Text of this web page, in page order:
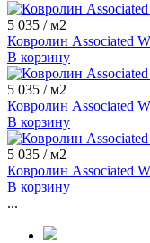
5 035 / м2
Ковролин Associated
В корзину
5 035 / м2
Ковролин Associated
В корзину
5 035 / м2
Ковролин Associated
В корзину
...